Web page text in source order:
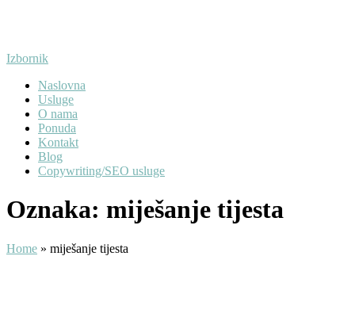
Izbornik
Naslovna
Usluge
O nama
Ponuda
Kontakt
Blog
Copywriting/SEO usluge
Oznaka: miješanje tijesta
Home » miješanje tijesta